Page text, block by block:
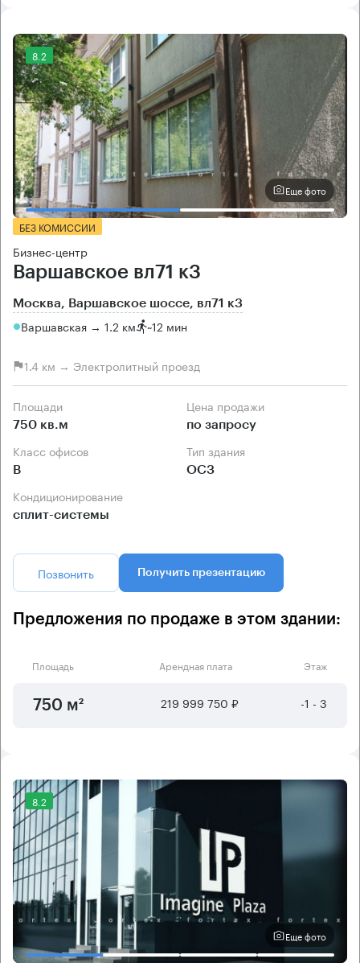
8.2
Еще фото
БЕЗ КОМИССИИ
Бизнес-центр
Варшавское вл71 к3
Москва, Варшавское шоссе, вл71 к3
Варшавская → 1.2 км ~12 мин
1.4 км → Электролитный проезд
Площади
750 кв.м
Цена продажи
по запросу
Класс офисов
B
Тип здания
ОСЗ
Кондиционирование
сплит-системы
Позвонить Получить презентацию
Предложения по продаже в этом здании:
Площадь Арендная плата Этаж
750 м² 219 999 750 ₽ -1 - 3
8.2
Еще фото